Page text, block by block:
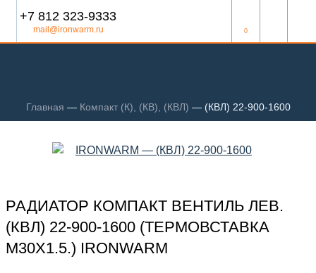
+7 812 323-9333
mail@ironwarm.ru 0
Главная — Компакт (К), (КВ), (КВЛ) — (КВЛ) 22-900-1600
РАДИАТОР КОМПАКТ ВЕНТИЛЬ ЛЕВ.
(КВЛ) 22-900-1600 (ТЕРМОВСТАВКА
М30Х1.5.) IRONWARM